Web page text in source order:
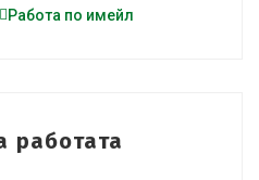
Работа по имейл
работата